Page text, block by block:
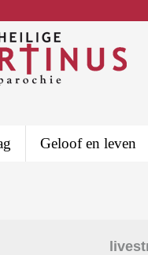
Geloof en leven